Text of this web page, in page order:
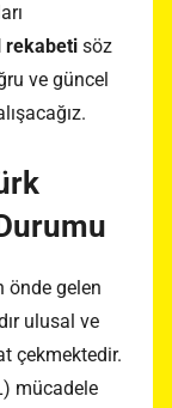
rekabeti söz
ve güncel
önde gelen
ulusal ve
çekmektedir.
mücadele